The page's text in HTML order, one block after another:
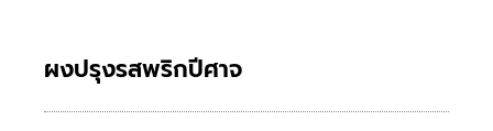
ผงปรุงรสพริกปีศาจ